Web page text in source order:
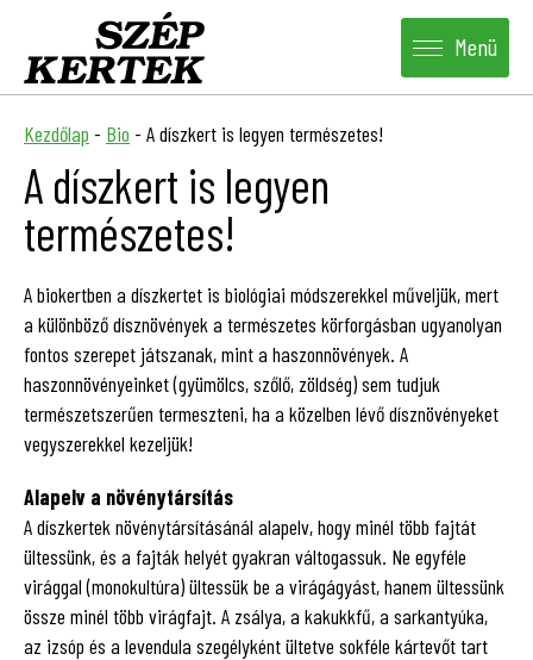
Menü
Kezdőlap - Bio - A díszkert is legyen természetes!
A díszkert is legyen
természetes!
A biokertben a díszkertet is biológiai módszerekkel műveljük, mert
a különböző dísznövények a természetes körforgásban ugyanolyan
fontos szerepet játszanak, mint a haszonnövények. A
haszonnövényeinket (gyümölcs, szőlő, zöldség) sem tudjuk
természetszerűen termeszteni, ha a közelben lévő dísznövényeket
vegyszerekkel kezeljük!
Alapelv a növénytársítás
A díszkertek növénytársításánál alapelv, hogy minél több fajtát
ültessünk, és a fajták helyét gyakran váltogassuk. Ne egyféle
virággal (monokultúra) ültessük be a virágágyást, hanem ültessünk
össze minél több virágfajt. A zsálya, a kakukkfű, a sarkantyúka,
az izsóp és a levendula szegélyként ültetve sokféle kártevőt tart